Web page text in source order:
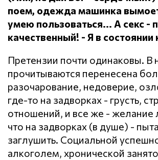
поем, одежда машинка
умею пользоваться... А секс -
качественный! - Я в состоянии
Претензии почти одинаковы. В
прочитываются перенесена
разочарование, недоверие,
где-то на задворках - грусть,
отношений, и все же - желание
что на задворках (в душе) -
заглушить. Социальной
алкоголем, хронической